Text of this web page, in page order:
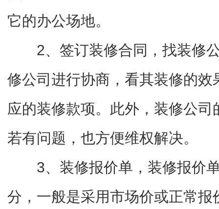
它的办公场地。
2、签订装修合同，找装修
修公司进行协商，看其装修的
应的装修款项。此外，装修公
若有问题，也方便维权解决。
3、装修报价单，装修报价
分，一般是采用市场价或正常报